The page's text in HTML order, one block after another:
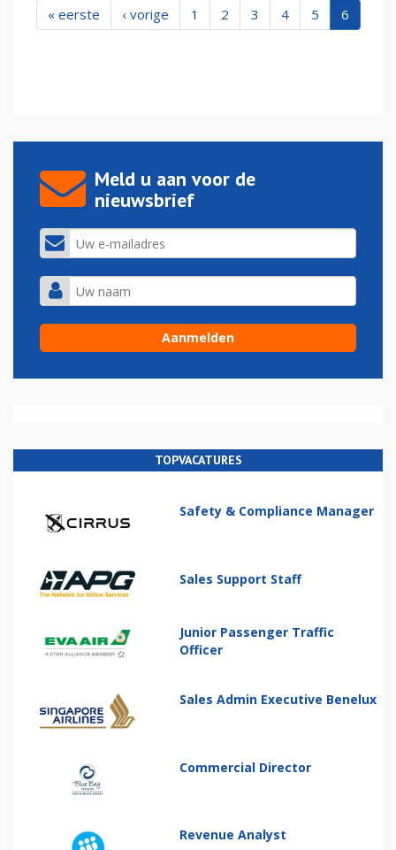
« eerste ‹ vorige 1 2 3 4 5 6
Meld u aan voor de
nieuwsbrief
TOPVACATURES
Safety & Compliance Manager
Sales Support Staff
Junior Passenger Traffic
Officer
Sales Admin Executive Benelux
Commercial Director
Revenue Analyst